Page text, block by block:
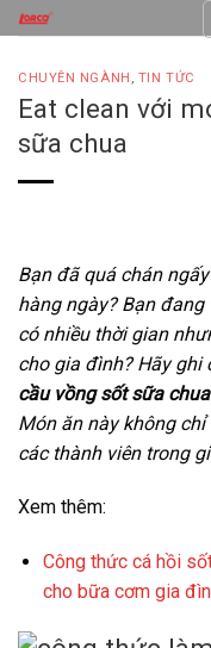
Skip
to
content
CHUYÊN NGÀNH , TIN TỨC
Eat clean với
sữa chua
Bạn đã quá chán
hàng ngày? Bạn
có nhiều thời gian
cho gia đình? Hãy ghi
cầu vồng sốt sữa chua
Món ăn này không
các thành viên trong
Xem thêm:
Công thức cá hồi
cho bữa cơm gia